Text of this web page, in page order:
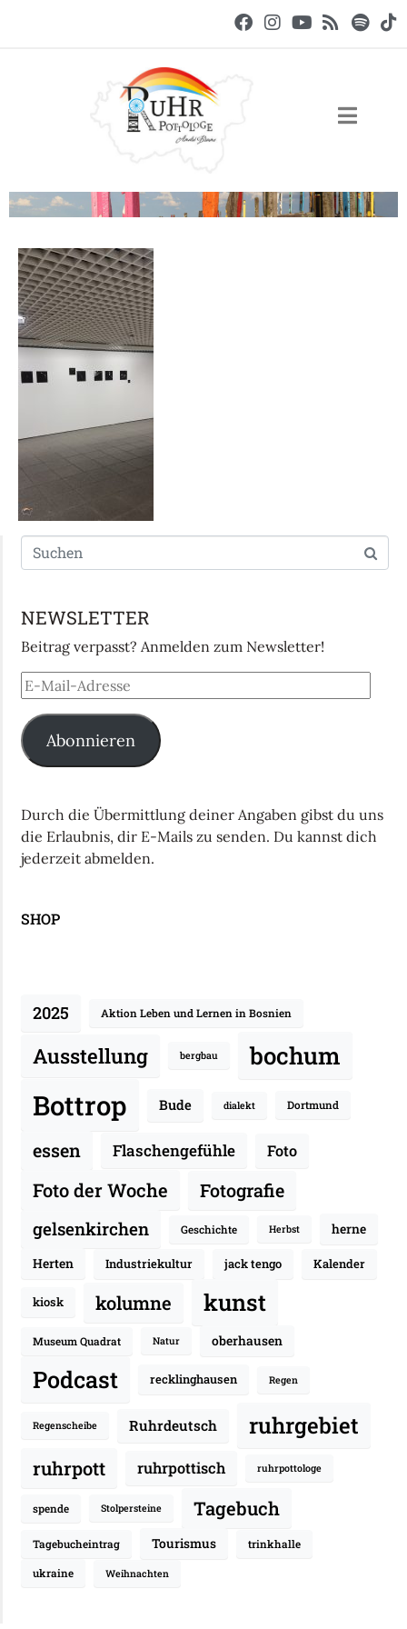
NEWSLETTER
Beitrag verpasst? Anmelden zum Newsletter!
Abonnieren
Durch die Übermittlung deiner Angaben gibst du uns
die Erlaubnis, dir E-Mails zu senden. Du kannst dich
jederzeit abmelden.
SHOP
2025 Aktion Leben und Lernen in Bosnien
Ausstellung bergbau bochum
Bottrop Bude dialekt Dortmund
essen Flaschengefühle Foto
Foto der Woche Fotografie
gelsenkirchen Geschichte Herbst
herne
Herten
Industriekultur jack tengo Kalender
kiosk kolumne kunst
Museum Quadrat Natur oberhausen
Podcast recklinghausen Regen
Regenscheibe Ruhrdeutsch ruhrgebiet
ruhrpott ruhrpottisch ruhrpottologe
spende Stolpersteine Tagebuch
Tagebucheintrag Tourismus trinkhalle
ukraine Weihnachten